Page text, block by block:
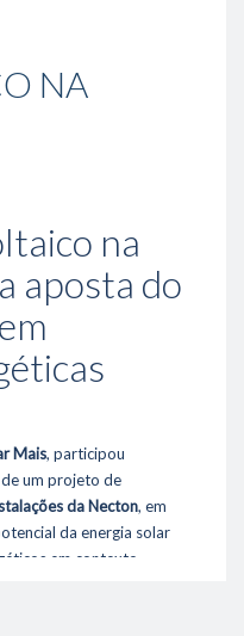
NA
na
aposta do
Mais, participou
um projeto de
da Necton, em
da energia solar
em contexto